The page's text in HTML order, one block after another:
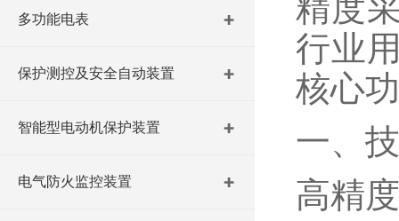
多功能电表
保护测控及安全自动装置
智能型电动机保护装置
电气防火监控装置
精度
行业
核心
一、
高精